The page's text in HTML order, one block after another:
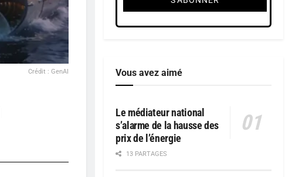
Crédit : GenAI Vous avez aimé
Le médiateur national
s’alarme de la hausse des
prix de l’énergie
13 PARTAGES